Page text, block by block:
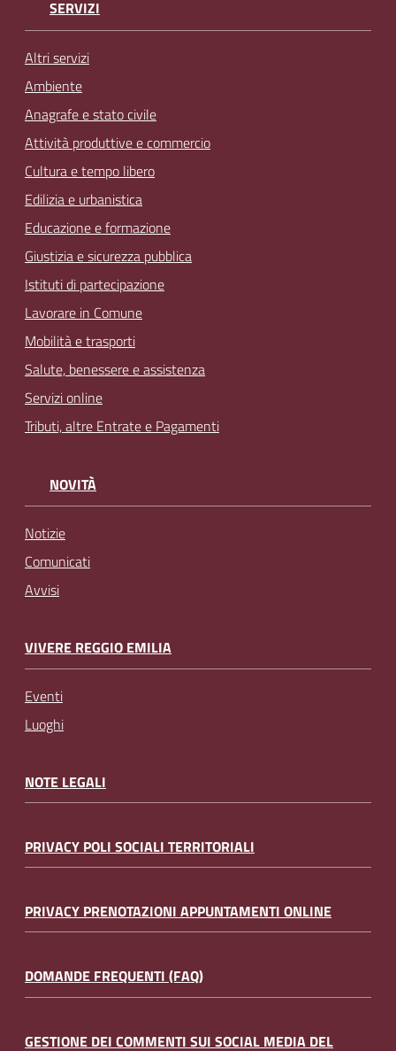
SERVIZI
Altri servizi
Ambiente
Anagrafe e stato civile
Attività produttive e commercio
Cultura e tempo libero
Edilizia e urbanistica
Educazione e formazione
Giustizia e sicurezza pubblica
Istituti di partecipazione
Lavorare in Comune
Mobilità e trasporti
Salute, benessere e assistenza
Servizi online
Tributi, altre Entrate e Pagamenti
NOVITÀ
Notizie
Comunicati
Avvisi
VIVERE REGGIO EMILIA
Eventi
Luoghi
NOTE LEGALI
PRIVACY POLI SOCIALI TERRITORIALI
PRIVACY PRENOTAZIONI APPUNTAMENTI ONLINE
DOMANDE FREQUENTI (FAQ)
GESTIONE DEI COMMENTI SUI SOCIAL MEDIA DEL